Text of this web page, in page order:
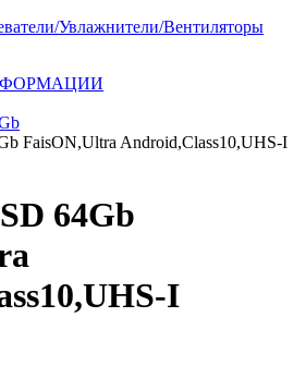
Увлажнители/Вентиляторы
FaisON,Ultra Android,Class10,UHS-I
64Gb
I